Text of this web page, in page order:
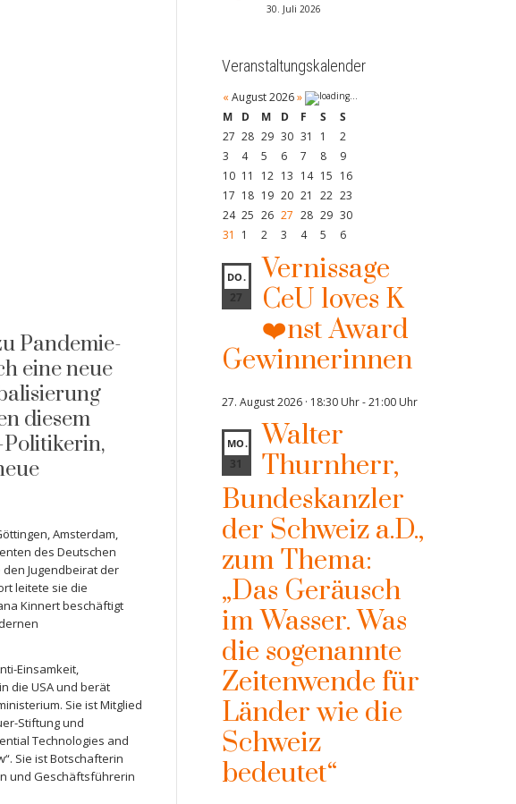
Pandemie-
eine neue
diesem
Amsterdam,
des Deutschen
den Jugendbeirat der
leitete sie die
Kinnert beschäftigt
Einsamkeit,
die USA und berät
Sie ist Mitglied
Stiftung und
Technologies and
Sie ist Botschafterin
und Geschäftsführerin
30. Juli 2026
Veranstaltungskalender
« August 2026 »
M
D M D F S
S
27 28 29 30 31 1
2
3
4 5 6 7 8
9
10 11 12 13 14 15 16
17 18 19 20 21 22 23
24 25 26 27 28 29 30
31
1 2 3 4 5 6
DO.
27
Vernissage
CeU loves K
❤️nst Award
Gewinnerinnen
27. August 2026 · 18:30 Uhr-21:00 Uhr
MO.
31
Walter
Thurnherr,
Bundeskanzler
der Schweiz a.D.,
zum Thema:
„Das Geräusch
im Wasser. Was
die sogenannte
Zeitenwende für
Länder wie die
Schweiz
bedeutet“